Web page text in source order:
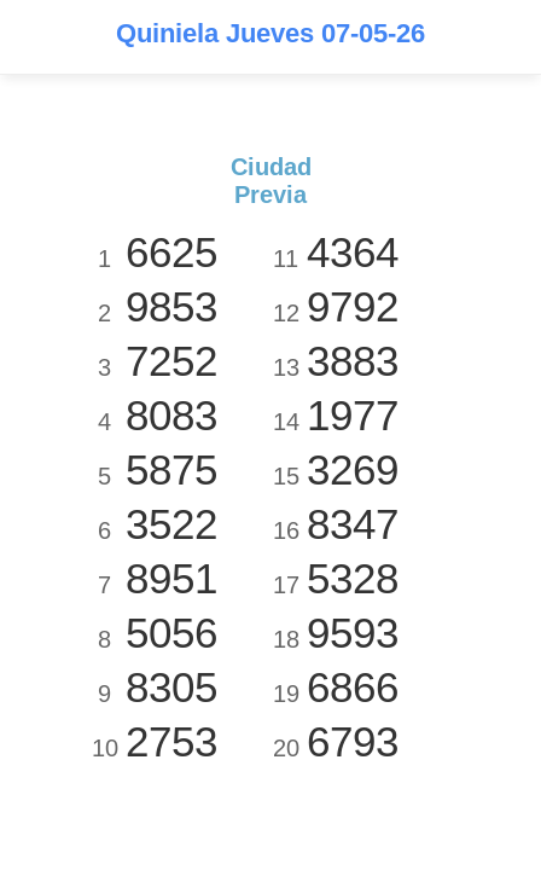
Quiniela Jueves 07-05-26
Ciudad
Previa
1 6625
2 9853
3 7252
4 8083
5 5875
6 3522
7 8951
8 5056
9 8305
10 2753
11 4364
12 9792
13 3883
14 1977
15 3269
16 8347
17 5328
18 9593
19 6866
20 6793